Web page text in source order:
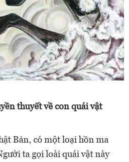
thuyết về con quái vật
Bản, có một loại hồn ma
ta gọi loài quái vật này